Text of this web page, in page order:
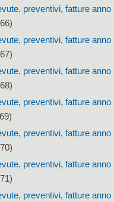
preventivi, fatture anno
preventivi, fatture anno
preventivi, fatture anno
preventivi, fatture anno
preventivi, fatture anno
preventivi, fatture anno
preventivi, fatture anno